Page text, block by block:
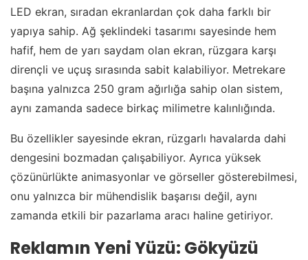
LED ekran, sıradan ekranlardan çok daha farklı bir
yapıya sahip. Ağ şeklindeki tasarımı sayesinde hem
hafif, hem de yarı saydam olan ekran, rüzgara karşı
dirençli ve uçuş sırasında sabit kalabiliyor. Metrekare
başına yalnızca 250 gram ağırlığa sahip olan sistem,
aynı zamanda sadece birkaç milimetre kalınlığında.
Bu özellikler sayesinde ekran, rüzgarlı havalarda dahi
dengesini bozmadan çalışabiliyor. Ayrıca yüksek
çözünürlükte animasyonlar ve görseller gösterebilmesi,
onu yalnızca bir mühendislik başarısı değil, aynı
zamanda etkili bir pazarlama aracı haline getiriyor.
Reklamın Yeni Yüzü: Gökyüzü